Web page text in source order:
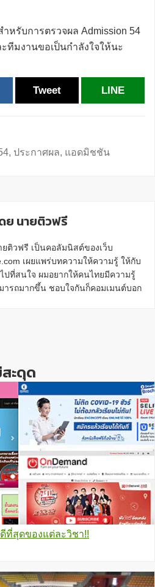
รับการตรวจผล Admission 54
ทีมงานขอเป็นกำลังใจให้นะ
Tweet LINE
, ประกาศผล, แอดมิชชัน
ย นายติวฟรี
ติวฟรี เป็นคอลัมนิสต์ของเว็บ
เผยแพร่บทความให้ความรู้ ให้กับ
ปที่สนใจ ผมอยากให้คนไทยมีความรู้
ารถมากขึ้น ชอบใจกันก็คอมเมนต์บอก
ะดุด
ที่สุดของแต่ละวิชา!!